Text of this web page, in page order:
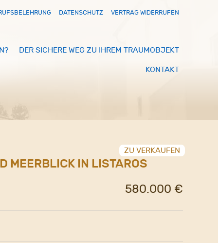
DATENSCHUTZ VERTRAG WIDERRUFEN
DER SICHERE WEG ZU IHREM TRAUMOBJEKT
KONTAKT
ZU VERKAUFEN
MEERBLICK IN LISTAROS
580.000 €